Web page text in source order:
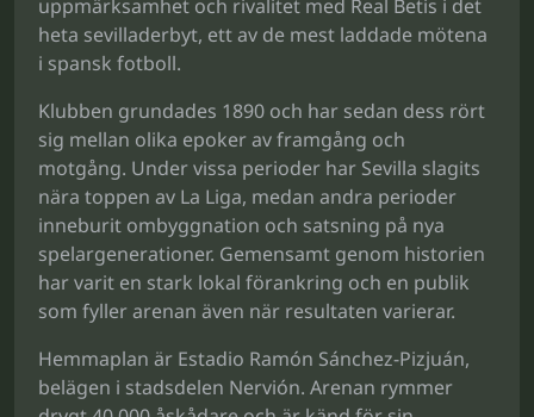
uppmärksamhet och rivalitet med Real Betis i det
heta sevilladerbyt, ett av de mest laddade mötena
i spansk fotboll.
Klubben grundades 1890 och har sedan dess rört
sig mellan olika epoker av framgång och
motgång. Under vissa perioder har Sevilla slagits
nära toppen av La Liga, medan andra perioder
inneburit ombyggnation och satsning på nya
spelargenerationer. Gemensamt genom historien
har varit en stark lokal förankring och en publik
som fyller arenan även när resultaten varierar.
Hemmaplan är Estadio Ramón Sánchez-Pizjuán,
belägen i stadsdelen Nervión. Arenan rymmer